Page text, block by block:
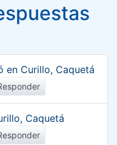
en Curillo, Caquetá
Caquetá